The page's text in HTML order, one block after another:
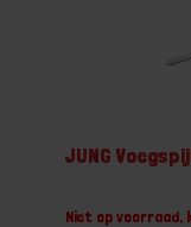
JUNG
Niet op voorraad,